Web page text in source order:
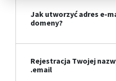
Jak utworzyć adres e-
domeny?
Rejestracja Twojej
.email